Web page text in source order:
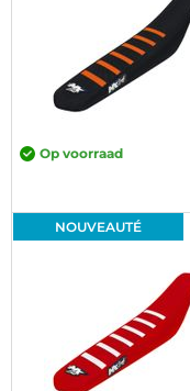
Op voorraad
NOUVEAUTÉ